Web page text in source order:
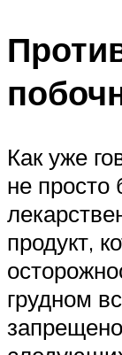
Как уже
не просто
продукт,
грудном